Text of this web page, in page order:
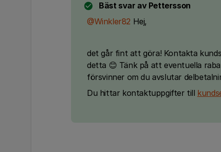
Bäst svar av Pettersson
@Winkler82 Hej,
det går fint att göra! Kontakta
detta 😊 Tänk på att eventuella
försvinner om du avslutar
Du hittar kontaktuppgifter till